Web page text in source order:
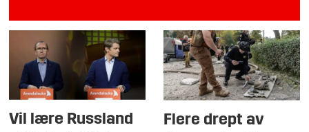
Vil lære Russland
Flere drept av